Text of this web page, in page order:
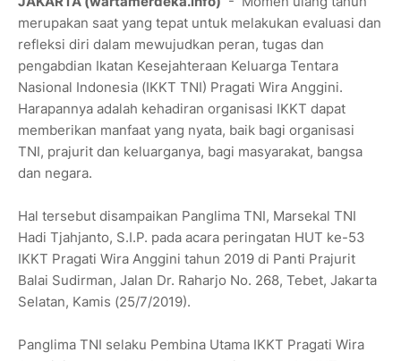
merupakan saat yang tepat untuk melakukan evaluasi dan
refleksi diri dalam mewujudkan peran, tugas dan
pengabdian Ikatan Kesejahteraan Keluarga Tentara
Nasional Indonesia (IKKT TNI) Pragati Wira Anggini.
Harapannya adalah kehadiran organisasi IKKT dapat
memberikan manfaat yang nyata, baik bagi organisasi
TNI, prajurit dan keluarganya, bagi masyarakat, bangsa
dan negara.
Hal tersebut disampaikan Panglima TNI, Marsekal TNI
Hadi Tjahjanto, S.I.P. pada acara peringatan HUT ke-53
IKKT Pragati Wira Anggini tahun 2019 di Panti Prajurit
Balai Sudirman, Jalan Dr. Raharjo No. 268, Tebet, Jakarta
Selatan, Kamis (25/7/2019).
Panglima TNI selaku Pembina Utama IKKT Pragati Wira